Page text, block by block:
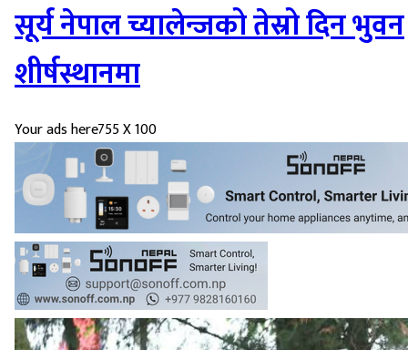
सूर्य नेपाल च्यालेन्जको तेस्रो दिन भुवन
शीर्षस्थानमा
Your ads here755 X 100